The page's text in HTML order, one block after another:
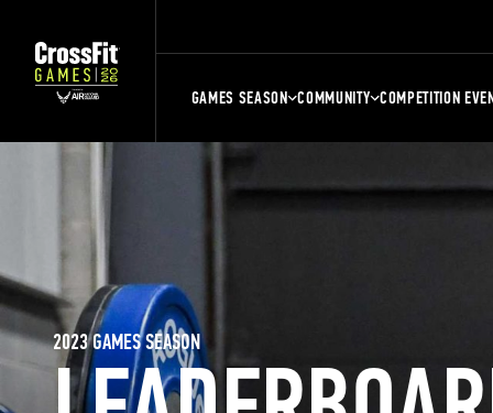
GAMES SEASON COMMUNITY COMPETITION
2023 GAMES SEASON